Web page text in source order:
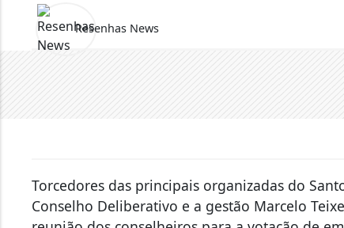
Resenhas News
Torcedores das principais organizadas do
Conselho Deliberativo e a gestão Marcelo